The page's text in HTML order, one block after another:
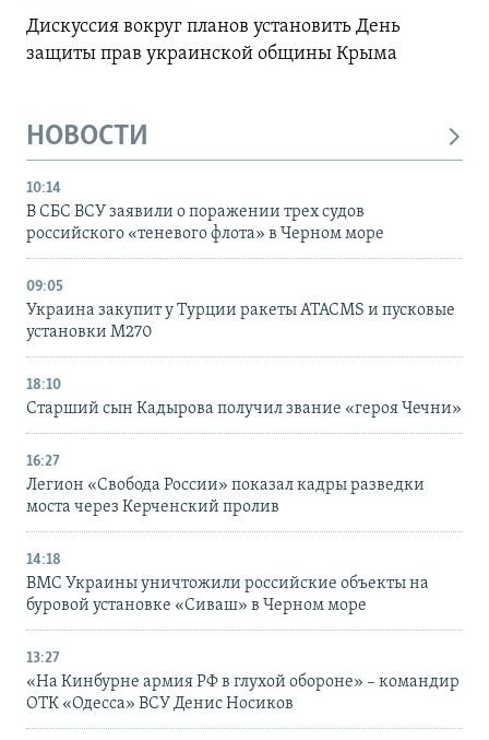
Дискуссия вокруг планов установить День
защиты прав украинской общины Крыма
НОВОСТИ
10:14
В СБС ВСУ заявили о поражении трех судов
российского «теневого флота» в Черном море
09:05
Украина закупит у Турции ракеты ATACMS и пусковые
установки M270
18:10
Старший сын Кадырова получил звание «героя Чечни»
16:27
Легион «Свобода России» показал кадры разведки
моста через Керченский пролив
14:18
ВМС Украины уничтожили российские объекты на
буровой установке «Сиваш» в Черном море
13:27
«На Кинбурне армия РФ в глухой обороне» – командир
ОТК «Одесса» ВСУ Денис Носиков